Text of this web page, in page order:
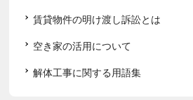
賃貸物件の明け渡し訴訟とは
空き家の活用について
解体工事に関する用語集